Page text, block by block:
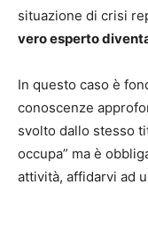
situazione di crisi
vero esperto
In questo caso è
conoscenze
svolto dallo stesso
occupa” ma è
attività, affidarvi ad